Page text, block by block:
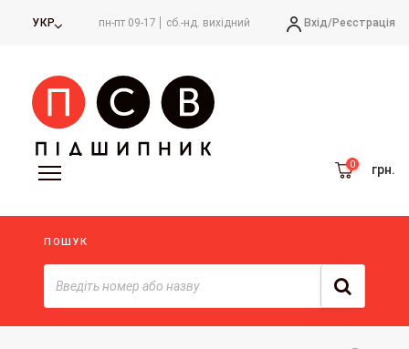
УКР пн-пт 09-17 сб.-нд. вихідний Вхід/Реєстрація
грн.
ПОШУК